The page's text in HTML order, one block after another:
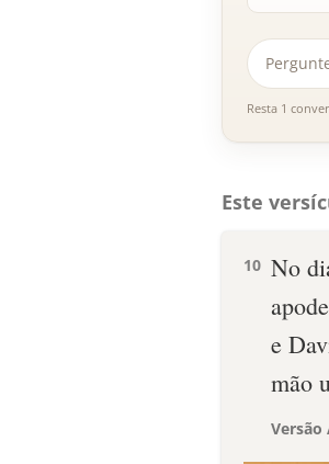
Resta 1
Este
10 No
e
mão
Versão